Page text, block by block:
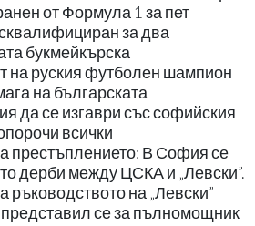
от Формула 1 за пет
за два
букмейкърска
на руския футболен шампион
на българската
да се изгаври със софийския
всички
престъплението: В София се
дерби между ЦСКА и „Левски”.
ръководството на „Левски”
представил се за пълномощник